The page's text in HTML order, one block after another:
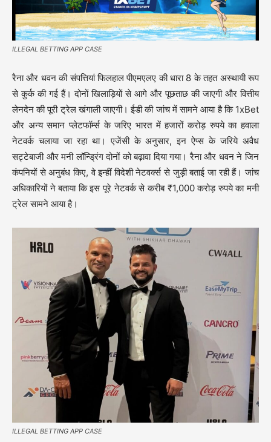
ILLEGAL BETTING APP CASE
रैना और धवन की संपत्तियां फिलहाल पीएमएलए की धारा 8 के तहत अस्थायी रूप
से कुर्क की गई हैं। दोनों खिलाड़ियों से आगे और पूछताछ की जाएगी और वित्तीय
लेनदेन की पूरी ट्रेल खंगाली जाएगी। ईडी की जांच में सामने आया है कि 1xBet
और अन्य समान प्लेटफॉर्म्स के जरिए भारत में हजारों करोड़ रुपये का हवाला
नेटवर्क चलाया जा रहा था। एजेंसी के अनुसार, इन ऐप्स के जरिये अवैध
सट्टेबाजी और मनी लॉन्ड्रिंग दोनों को बढ़ावा दिया गया। रैना और धवन ने जिन
कंपनियों से अनुबंध किए, वे इन्हीं विदेशी नेटवर्क्स से जुड़ी बताई जा रही हैं। जांच
अधिकारियों ने बताया कि इस पूरे नेटवर्क से करीब ₹1,000 करोड़ रुपये का मनी
ट्रेल सामने आया है।
ILLEGAL BETTING APP CASE